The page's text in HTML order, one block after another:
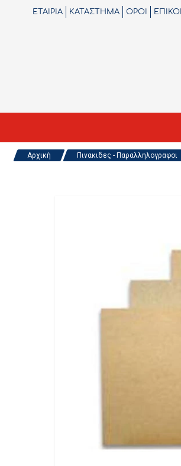
ΕΤΑΙΡΙΑ ΚΑΤΑΣΤΗΜΑ ΟΡΟΙ
Αρχική Πινακιδες - Παραλληλογραφοι